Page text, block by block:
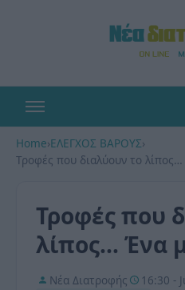
Home›ΕΛΕΓΧΟΣ ΒΑΡΟΥΣ›
Τροφές που διαλύουν το
Τροφές που
λίπος… Ένα
Νέα Διατροφής
16:30 -